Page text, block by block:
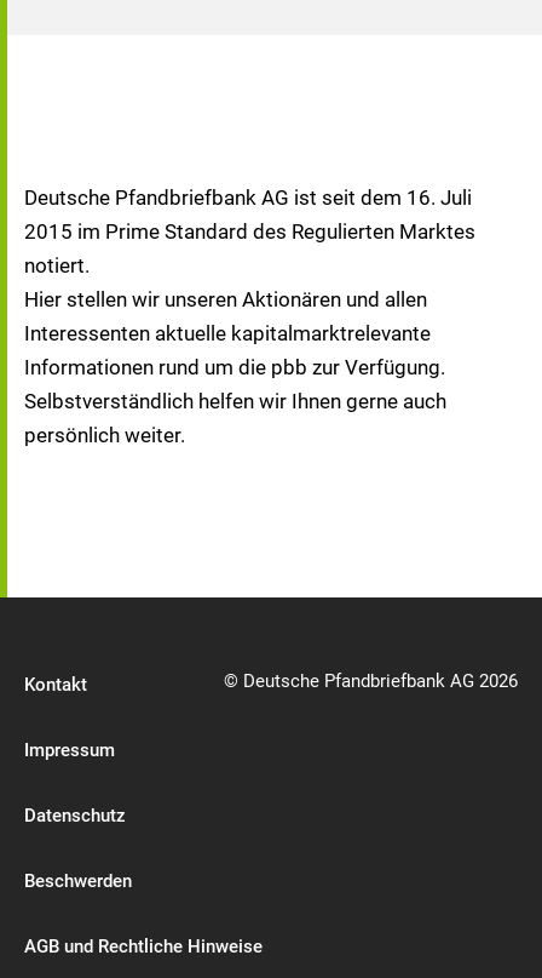
Deutsche Pfandbriefbank AG ist seit dem 16. Juli
2015 im Prime Standard des Regulierten Marktes
notiert.
Hier stellen wir unseren Aktionären und allen
Interessenten aktuelle kapitalmarktrelevante
Informationen rund um die pbb zur Verfügung.
Selbstverständlich helfen wir Ihnen gerne auch
persönlich weiter.
Kontakt
Impressum
Datenschutz
Beschwerden
AGB und Rechtliche Hinweise
© Deutsche Pfandbriefbank AG 2026